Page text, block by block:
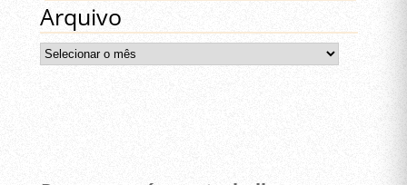
Arquivo
Arquivo